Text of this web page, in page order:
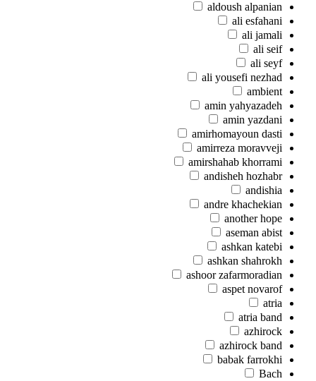
aldoush alpanian
ali esfahani
ali jamali
ali seif
ali seyf
ali yousefi nezhad
ambient
amin yahyazadeh
amin yazdani
amirhomayoun dasti
amirreza moravveji
amirshahab khorrami
andisheh hozhabr
andishia
andre khachekian
another hope
aseman abist
ashkan katebi
ashkan shahrokh
ashoor zafarmoradian
aspet novarof
atria
atria band
azhirock
azhirock band
babak farrokhi
Bach